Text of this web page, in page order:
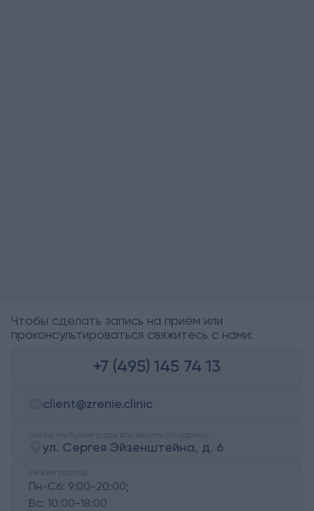
Чтобы сделать запись на приём или
проконсультироваться свяжитесь с нами:
+7 (495) 145 74 13
client@zrenie.clinic
также мы будем рады вас видеть по адресу:
ул. Сергея Эйзенштейна, д. 6
Режим работы:
Пн-Сб: 9:00-20:00;
Вс: 10:00-18:00